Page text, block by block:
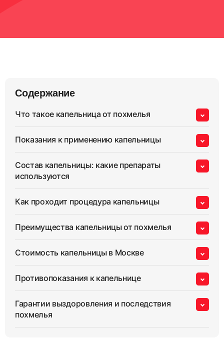
Содержание
Что такое капельница от похмелья
Показания к применению капельницы
Состав капельницы: какие препараты
используются
Как проходит процедура капельницы
Преимущества капельницы от похмелья
Стоимость капельницы в Москве
Противопоказания к капельнице
Гарантии выздоровления и последствия
похмелья